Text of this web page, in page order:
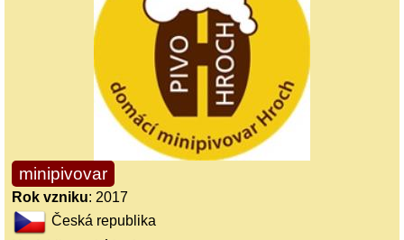
minipivovar
Rok vzniku: 2017
Česká republika